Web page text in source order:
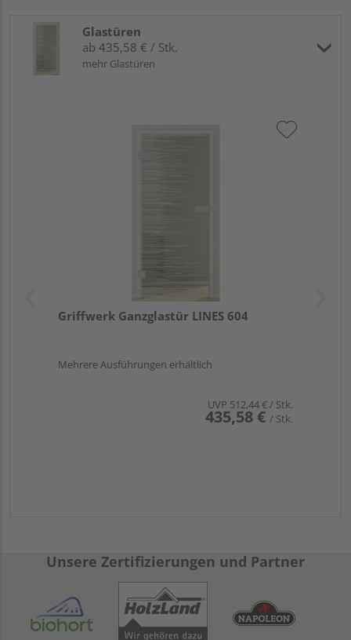
Glastüren
ab 435,58 € / Stk.
mehr Glastüren
Griffwerk Ganzglastür LINES 604
Mehrere Ausführungen erhältlich
UVP 512,44 €/ Stk.
435,58 € / Stk.
Unsere Zertifizierungen und Partner